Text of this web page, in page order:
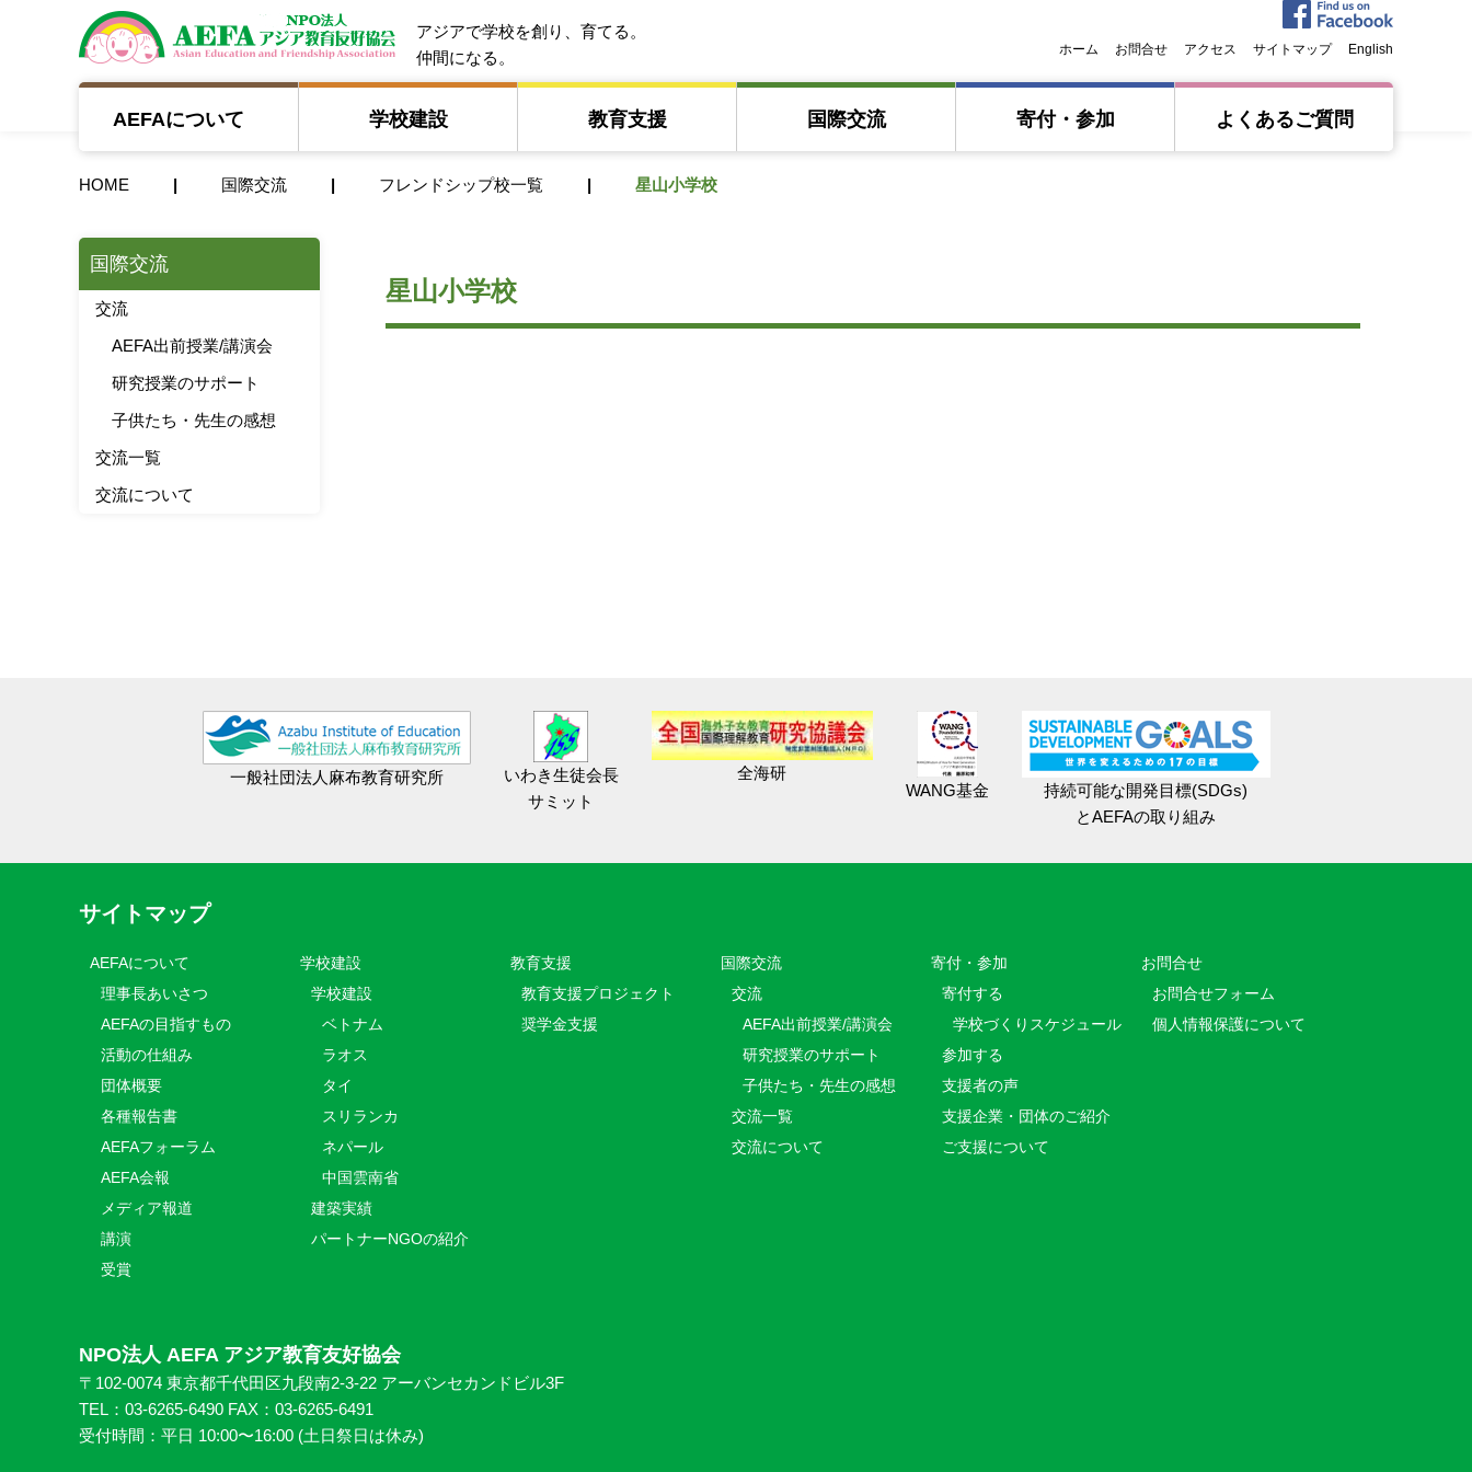
NPO法人 AEFA アジア教育友好協会
アジアで学校を創り、育てる。
仲間になる。
ホーム お問合せ アクセス サイトマップ English
AEFAについて 学校建設 教育⽀援 国際交流 寄付・参加 よくあるご質問
HOME 国際交流 フレンドシップ校一覧 星山小学校
星山小学校
国際交流
交流
AEFA出前授業/講演会
研究授業のサポート
子供たち・先生の感想
交流一覧
交流について
一般社団法人麻布教育研究所
いわき生徒会長
サミット
全海研
WANG基金
持続可能な開発目標(SDGs)
とAEFAの取り組み
サイトマップ
AEFAについて
理事長あいさつ
AEFAの目指すもの
活動の仕組み
団体概要
各種報告書
AEFAフォーラム
AEFA会報
メディア報道
講演
受賞
学校建設
学校建設
ベトナム
ラオス
タイ
スリランカ
ネパール
中国雲南省
建築実績
パートナーNGOの紹介
教育⽀援
教育⽀援プロジェクト
奨学金支援
国際交流
交流
AEFA出前授業/講演会
研究授業のサポート
子供たち・先生の感想
交流一覧
交流について
寄付・参加
寄付する
学校づくりスケジュール
参加する
支援者の声
支援企業・団体のご紹介
ご支援について
お問合せ
お問合せフォーム
個人情報保護について
NPO法人 AEFA アジア教育友好協会
〒102-0074 東京都千代田区九段南2-3-22 アーバンセカンドビル3F
TEL：03-6265-6490 FAX：03-6265-6491
受付時間：平日 10:00〜16:00 (⼟日祭日は休み)